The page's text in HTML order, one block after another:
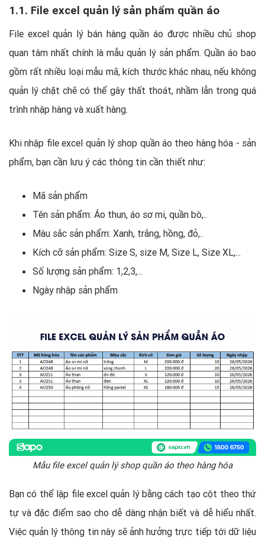
1.1. File excel quản lý sản phẩm quần áo
File excel quản lý bán hàng quần áo được nhiều chủ shop
quan tâm nhất chính là mẫu quản lý sản phẩm. Quần áo bao
gồm rất nhiều loại mẫu mã, kích thước khác nhau, nếu không
quản lý chặt chẽ có thể gây thất thoát, nhầm lẫn trong quá
trình nhập hàng và xuất hàng.
Khi nhập file excel quản lý shop quần áo theo hàng hóa - sản
phẩm, bạn cần lưu ý các thông tin cần thiết như:
Mã sản phẩm
Tên sản phẩm: Áo thun, áo sơ mi, quần bò,..
Màu sắc sản phẩm: Xanh, trắng, hồng, đỏ,..
Kích cỡ sản phẩm: Size S, size M, Size L, Size XL,...
Số lượng sản phẩm: 1,2,3,...
Ngày nhập sản phẩm
Mẫu file excel quản lý shop quần áo theo hàng hóa
Bạn có thể lập file excel quản lý bằng cách tạo cột theo thứ
tự và đặc điểm sao cho dễ dàng nhận biết và dễ hiểu nhất.
Việc quản lý thông tin này sẽ ảnh hưởng trực tiếp tới dữ liệu